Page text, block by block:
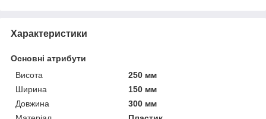
Характеристики
Основні атрибути
Висота
250 мм
Ширина
150 мм
Довжина
300 мм